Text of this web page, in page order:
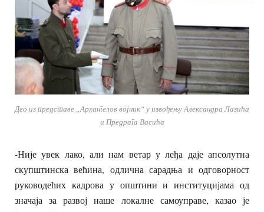
Део из представе „Архангелов војник“ у извођењу Александра Лазића
и Предрага Васића
-Није увек лако, али нам ветар у леђа даје апсолутна
скупштинска већина, одлична сарадња и одговорност
руководећих кадрова у општини и институцијама од
значаја за развој наше локалне самоуправе, казао је